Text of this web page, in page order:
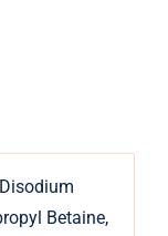
Betaine,